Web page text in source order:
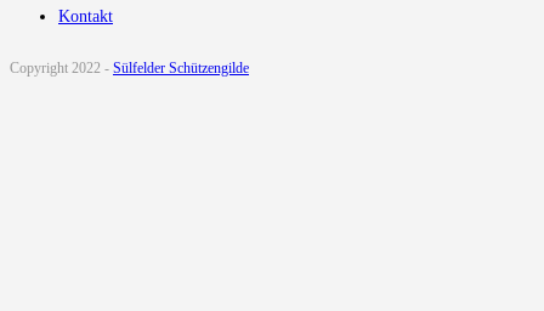
Kontakt
Copyright 2022 - Sülfelder Schützengilde